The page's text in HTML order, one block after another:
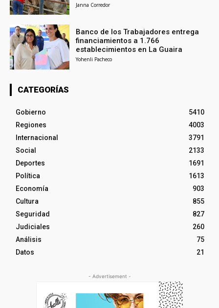
Janna Corredor
Banco de los Trabajadores entrega
financiamientos a 1.766
establecimientos en La Guaira
Yohenli Pacheco
CATEGORÍAS
Gobierno
5410
Regiones
4003
Internacional
3791
Social
2133
Deportes
1691
Política
1613
Economía
903
Cultura
855
Seguridad
827
Judiciales
260
Análisis
75
Datos
21
- Advertisement -